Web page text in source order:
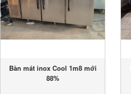
Bàn mát inox Cool 1m8 mới
88%